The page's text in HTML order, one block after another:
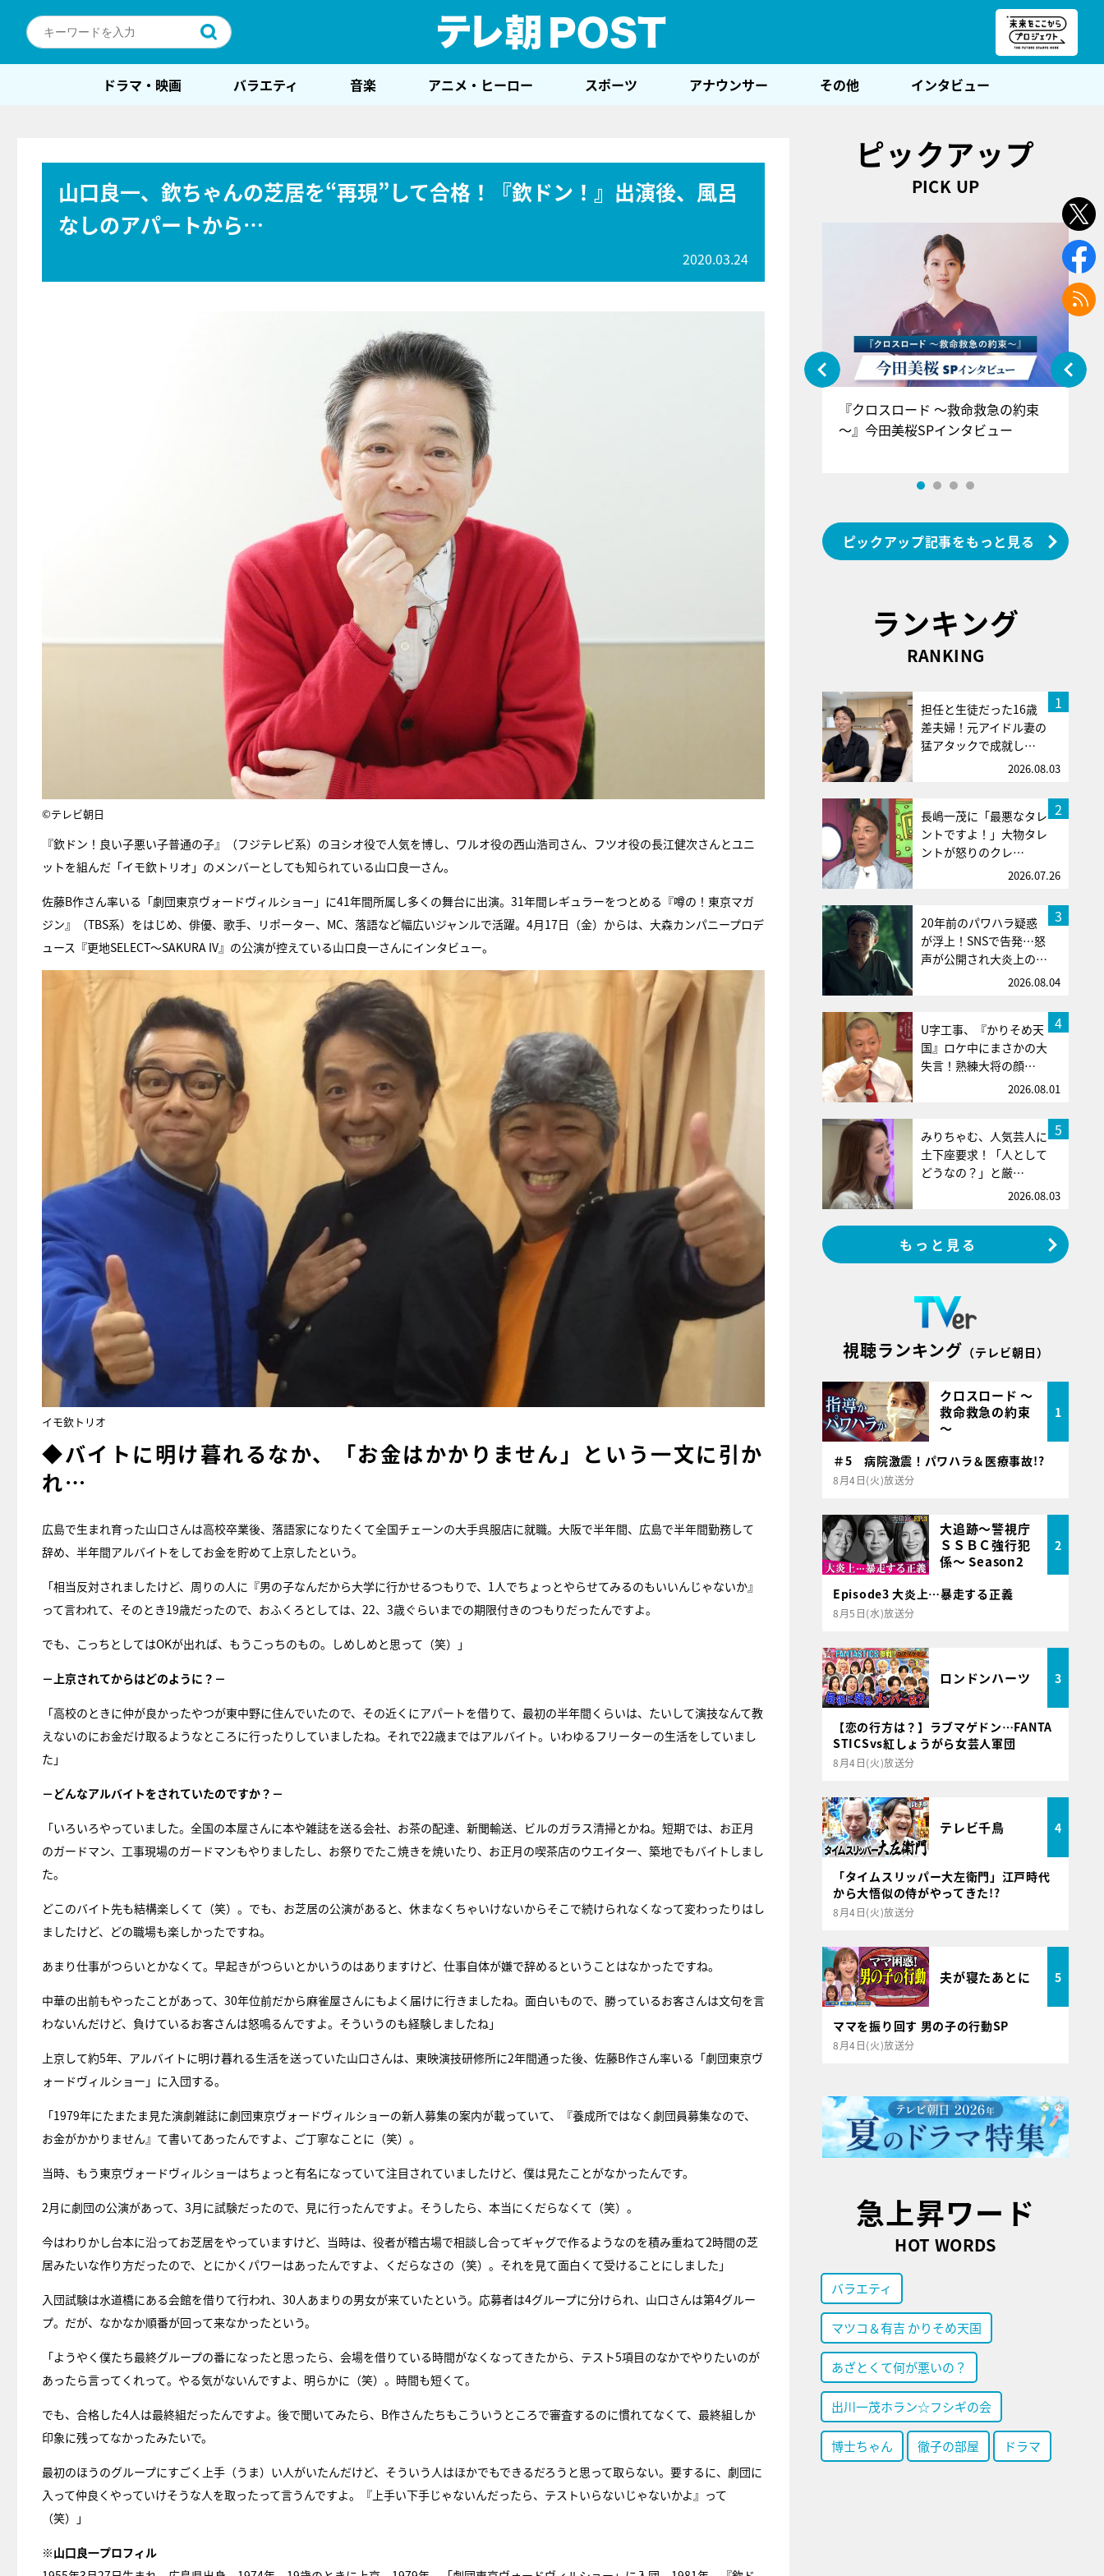
ドラマ・映画 バラエティ 音楽 アニメ・ヒーロー スポーツ アナウンサー その他 インタビュー
山口良一、欽ちゃんの芝居を“再現”して合格！『欽ドン！』出演後、風呂
なしのアパートから…
2020.03.24
©テレビ朝日
『欽ドン！良い子悪い子普通の子』（フジテレビ系）のヨシオ役で人気を博し、ワルオ役の西山浩司さん、フツオ役の長江健次さんとユニ
ットを組んだ「イモ欽トリオ」のメンバーとしても知られている山口良一さん。
佐藤B作さん率いる「劇団東京ヴォードヴィルショー」に41年間所属し多くの舞台に出演。31年間レギュラーをつとめる『噂の！東京マガ
ジン』（TBS系）をはじめ、俳優、歌手、リポーター、MC、落語など幅広いジャンルで活躍。4月17日（金）からは、大森カンパニープロデ
ュース『更地SELECT～SAKURA IV』の公演が控えている山口良一さんにインタビュー。
イモ欽トリオ
◆バイトに明け暮れるなか、「お金はかかりません」という一文に引か
れ…
広島で生まれ育った山口さんは高校卒業後、落語家になりたくて全国チェーンの大手呉服店に就職。大阪で半年間、広島で半年間勤務して
辞め、半年間アルバイトをしてお金を貯めて上京したという。
「相当反対されましたけど、周りの人に『男の子なんだから大学に行かせるつもりで、1人でちょっとやらせてみるのもいいんじゃないか』
って言われて、そのとき19歳だったので、おふくろとしては、22、3歳ぐらいまでの期限付きのつもりだったんですよ。
でも、こっちとしてはOKが出れば、もうこっちのもの。しめしめと思って（笑）」
－上京されてからはどのように？－
「高校のときに仲が良かったやつが東中野に住んでいたので、その近くにアパートを借りて、最初の半年間くらいは、たいして演技なんて教
えないのにお金だけ取るようなところに行ったりしていましたね。それで22歳まではアルバイト。いわゆるフリーターの生活をしていまし
た」
－どんなアルバイトをされていたのですか？－
「いろいろやっていました。全国の本屋さんに本や雑誌を送る会社、お茶の配達、新聞輸送、ビルのガラス清掃とかね。短期では、お正月
のガードマン、工事現場のガードマンもやりましたし、お祭りでたこ焼きを焼いたり、お正月の喫茶店のウエイター、築地でもバイトしまし
た。
どこのバイト先も結構楽しくて（笑）。でも、お芝居の公演があると、休まなくちゃいけないからそこで続けられなくなって変わったりはし
ましたけど、どの職場も楽しかったですね。
あまり仕事がつらいとかなくて。早起きがつらいとかいうのはありますけど、仕事自体が嫌で辞めるということはなかったですね。
中華の出前もやったことがあって、30年位前だから麻雀屋さんにもよく届けに行きましたね。面白いもので、勝っているお客さんは文句を言
わないんだけど、負けているお客さんは怒鳴るんですよ。そういうのも経験しましたね」
上京して約5年、アルバイトに明け暮れる生活を送っていた山口さんは、東映演技研修所に2年間通った後、佐藤B作さん率いる「劇団東京ヴ
ォードヴィルショー」に入団する。
「1979年にたまたま見た演劇雑誌に劇団東京ヴォードヴィルショーの新人募集の案内が載っていて、『養成所ではなく劇団員募集なので、
お金がかかりません』て書いてあったんですよ、ご丁寧なことに（笑）。
当時、もう東京ヴォードヴィルショーはちょっと有名になっていて注目されていましたけど、僕は見たことがなかったんです。
2月に劇団の公演があって、3月に試験だったので、見に行ったんですよ。そうしたら、本当にくだらなくて（笑）。
今はわりかし台本に沿ってお芝居をやっていますけど、当時は、役者が稽古場で相談し合ってギャグで作るようなのを積み重ねて2時間の芝
居みたいな作り方だったので、とにかくパワーはあったんですよ、くだらなさの（笑）。それを見て面白くて受けることにしました」
入団試験は水道橋にある会館を借りて行われ、30人あまりの男女が来ていたという。応募者は4グループに分けられ、山口さんは第4グルー
プ。だが、なかなか順番が回って来なかったという。
「ようやく僕たち最終グループの番になったと思ったら、会場を借りている時間がなくなってきたから、テスト5項目のなかでやりたいのが
あったら言ってくれって。やる気がないんですよ、明らかに（笑）。時間も短くて。
でも、合格した4人は最終組だったんですよ。後で聞いてみたら、B作さんたちもこういうところで審査するのに慣れてなくて、最終組しか
印象に残ってなかったみたいで。
最初のほうのグループにすごく上手（うま）い人がいたんだけど、そういう人はほかでもできるだろうと思って取らない。要するに、劇団に
入って仲良くやっていけそうな人を取ったって言うんですよ。『上手い下手じゃないんだったら、テストいらないじゃないかよ』って
（笑）」
※山口良一プロフィル
ピックアップ
PICK UP
『クロスロード ～救命救急の約束
～』今田美桜SPインタビュー
ピックアップ記事をもっと見る
ランキング
RANKING
1
担任と生徒だった16歳
差夫婦！元アイドル妻の
猛アタックで成就し…
2026.08.03
2
長嶋一茂に「最悪なタレ
ントですよ！」大物タレ
ントが怒りのクレ…
2026.07.26
3
20年前のパワハラ疑惑
が浮上！SNSで告発…怒
声が公開され大炎上の…
2026.08.04
4
U字工事、『かりそめ天
国』ロケ中にまさかの大
失言！熟練大将の顔…
2026.08.01
5
みりちゃむ、人気芸人に
土下座要求！「人として
どうなの？」と厳…
2026.08.03
もっと見る
視聴ランキング （テレビ朝日）
クロスロード ～
救命救急の約束
～
1
＃5 病院激震！パワハラ＆医療事故!?
8月4日(火)放送分
大追跡～警視庁
ＳＳＢＣ強行犯
係～ Season2
2
Episode3 大炎上…暴走する正義
8月5日(水)放送分
ロンドンハーツ 3
【恋の行方は？】ラブマゲドン…FANTA
STICSvs紅しょうがら女芸人軍団
8月4日(火)放送分
テレビ千鳥 4
「タイムスリッパー大左衛門」江戸時代
から大悟似の侍がやってきた!?
8月4日(火)放送分
夫が寝たあとに 5
ママを振り回す 男の子の行動SP
8月4日(火)放送分
急上昇ワード
HOT WORDS
バラエティ
マツコ＆有吉 かりそめ天国
あざとくて何が悪いの？
出川一茂ホラン☆フシギの会
博士ちゃん 徹子の部屋 ドラマ